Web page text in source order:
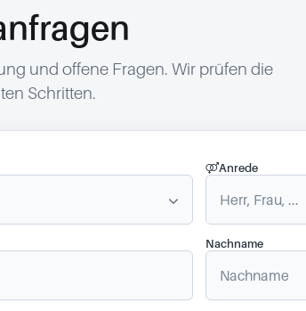
und offene Fragen. Wir prüfen die
Schritten.
Anrede
Nachname